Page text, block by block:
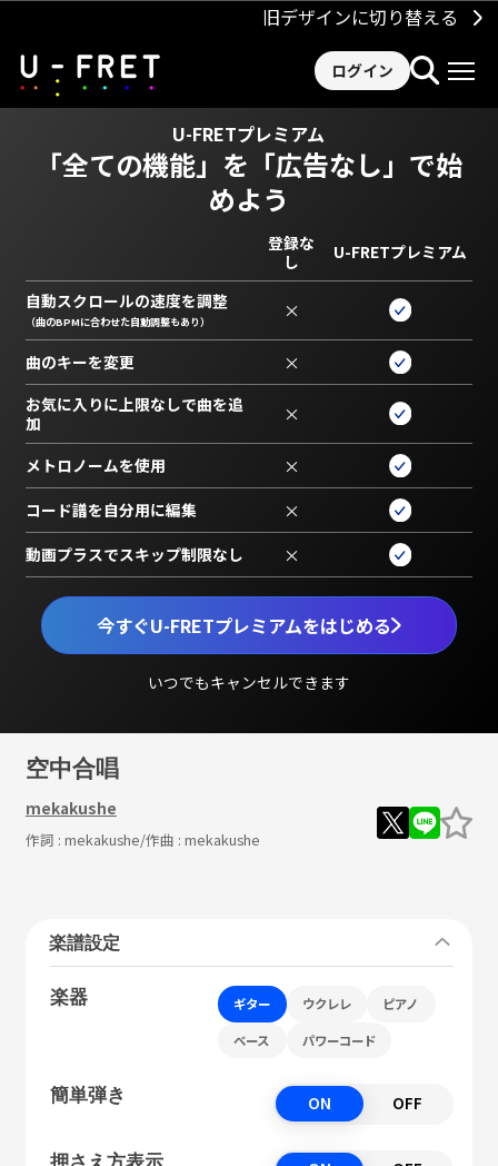
旧デザインに切り替える
ログイン
U-FRETプレミアム
「全ての機能」を 「広告なし」で始
めよう
今すぐU-FRETプレミアムをはじめる
いつでもキャンセルできます
登録な
し
U-FRETプレミアム
自動スクロールの速度を調整
（曲のBPMに合わせた自動調整もあり） ×
曲のキーを変更 ×
お気に入りに上限なしで曲を追
加
×
メトロノームを使用 ×
コード譜を自分用に編集 ×
動画プラスでスキップ制限なし ×
空中合唱
mekakushe
作詞 : mekakushe/作曲 : mekakushe
楽譜設定
楽器 ギター ウクレレ ピアノ
ベース パワーコード
簡単弾き ON OFF
押さえ方表示